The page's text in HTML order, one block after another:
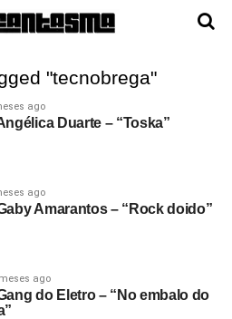
"tecnobrega"
ago
Duarte – “Toska”
ago
Amarantos – “Rock doido”
ago
do Eletro – “No embalo do